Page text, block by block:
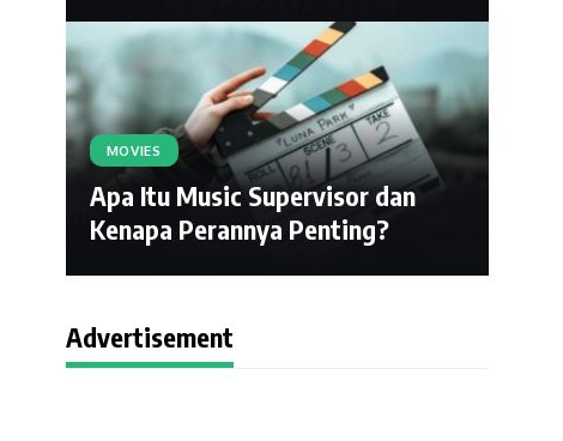
MOVIES
Apa Itu Music Supervisor dan
Kenapa Perannya Penting?
Advertisement